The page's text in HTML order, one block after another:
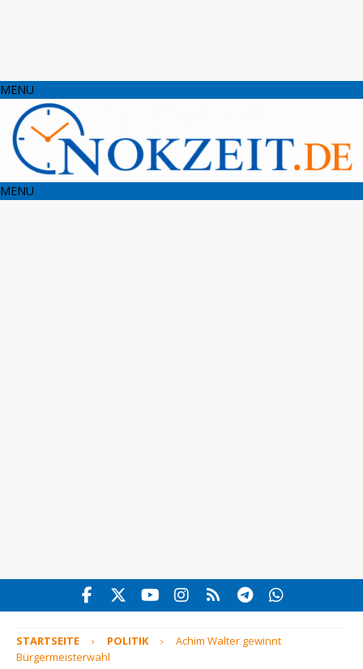
MENU
MENU
STARTSEITE POLITIK
Achim Walter gewinnt
Bürgermeisterwahl